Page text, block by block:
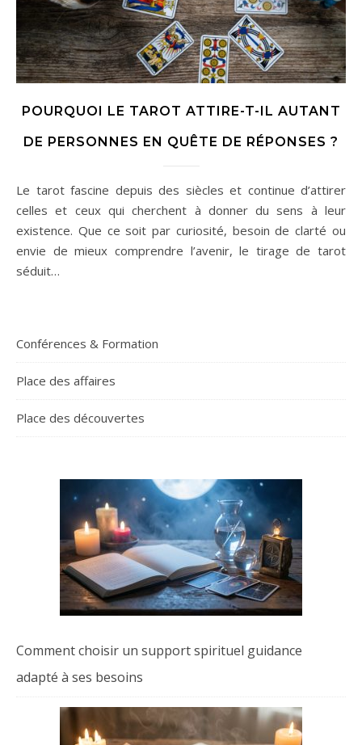
POURQUOI LE TAROT ATTIRE-T-IL AUTANT
DE PERSONNES EN QUÊTE DE RÉPONSES ?
Le tarot fascine depuis des siècles et continue d’attirer
celles et ceux qui cherchent à donner du sens à leur
existence. Que ce soit par curiosité, besoin de clarté ou
envie de mieux comprendre l’avenir, le tirage de tarot
séduit…
Conférences & Formation
Place des affaires
Place des découvertes
Comment choisir un support spirituel guidance
adapté à ses besoins